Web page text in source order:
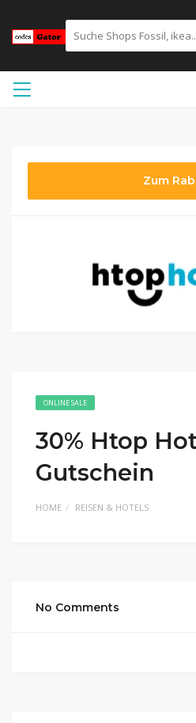
Zum
ONLINE SALE
30% Htop
Gutschein
HOME REISEN & HOTELS
No Comments